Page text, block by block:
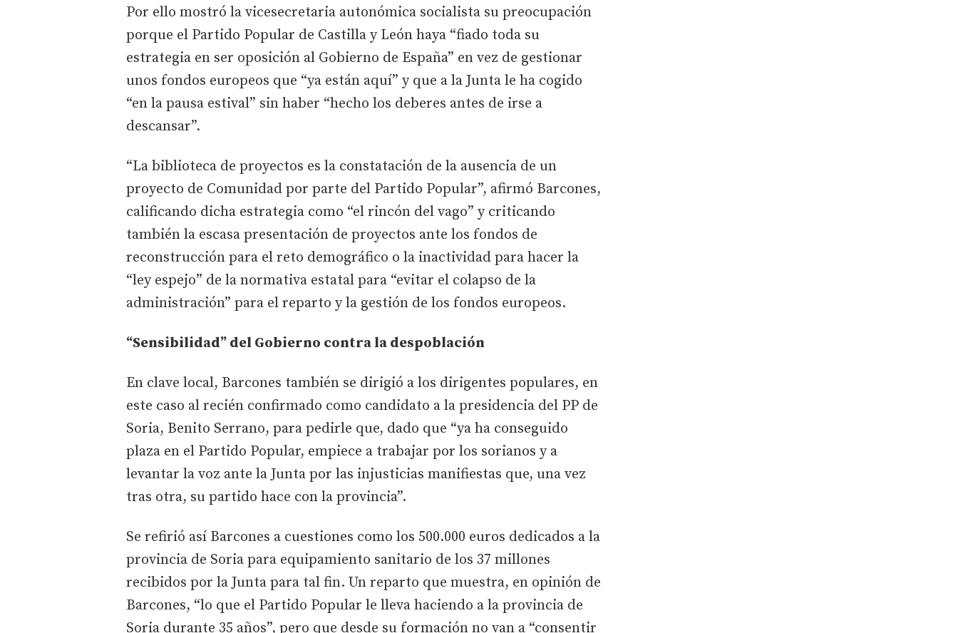
Por ello mostró la vicesecretaria autonómica socialista su preocupación
porque el Partido Popular de Castilla y León haya “fiado toda su
estrategia en ser oposición al Gobierno de España” en vez de gestionar
unos fondos europeos que “ya están aquí” y que a la Junta le ha cogido
“en la pausa estival” sin haber “hecho los deberes antes de irse a
descansar”.
“La biblioteca de proyectos es la constatación de la ausencia de un
proyecto de Comunidad por parte del Partido Popular”, afirmó Barcones,
calificando dicha estrategia como “el rincón del vago” y criticando
también la escasa presentación de proyectos ante los fondos de
reconstrucción para el reto demográfico o la inactividad para hacer la
“ley espejo” de la normativa estatal para “evitar el colapso de la
administración” para el reparto y la gestión de los fondos europeos.
“Sensibilidad” del Gobierno contra la despoblación
En clave local, Barcones también se dirigió a los dirigentes populares, en
este caso al recién confirmado como candidato a la presidencia del PP de
Soria, Benito Serrano, para pedirle que, dado que “ya ha conseguido
plaza en el Partido Popular, empiece a trabajar por los sorianos y a
levantar la voz ante la Junta por las injusticias manifiestas que, una vez
tras otra, su partido hace con la provincia”.
Se refirió así Barcones a cuestiones como los 500.000 euros dedicados a la
provincia de Soria para equipamiento sanitario de los 37 millones
recibidos por la Junta para tal fin. Un reparto que muestra, en opinión de
Barcones, “lo que el Partido Popular le lleva haciendo a la provincia de
Soria durante 35 años”, pero que desde su formación no van a “consentir